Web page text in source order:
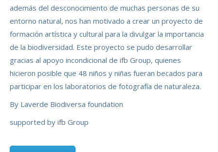
además del desconocimiento de muchas personas de su
entorno natural, nos han motivado a crear un proyecto de
formación artística y cultural para la divulgar la importancia
de la biodiversidad. Este proyecto se pudo desarrollar
gracias al apoyo incondicional de ifb Group, quienes
hicieron posible que 48 niños y niñas fueran becados para
participar en los laboratorios de fotografía de naturaleza.
By Laverde Biodiversa foundation
supported by ifb Group